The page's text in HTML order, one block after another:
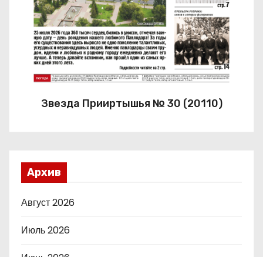
Звезда Прииртышья № 30 (20110)
Архив
Август 2026
Июль 2026